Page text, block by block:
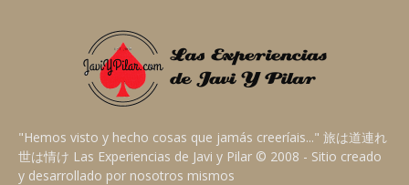
"Hemos visto y hecho cosas que jamás creeríais..." 旅は道連れ
世は情け Las Experiencias de Javi y Pilar © 2008 - Sitio creado
y desarrollado por nosotros mismos